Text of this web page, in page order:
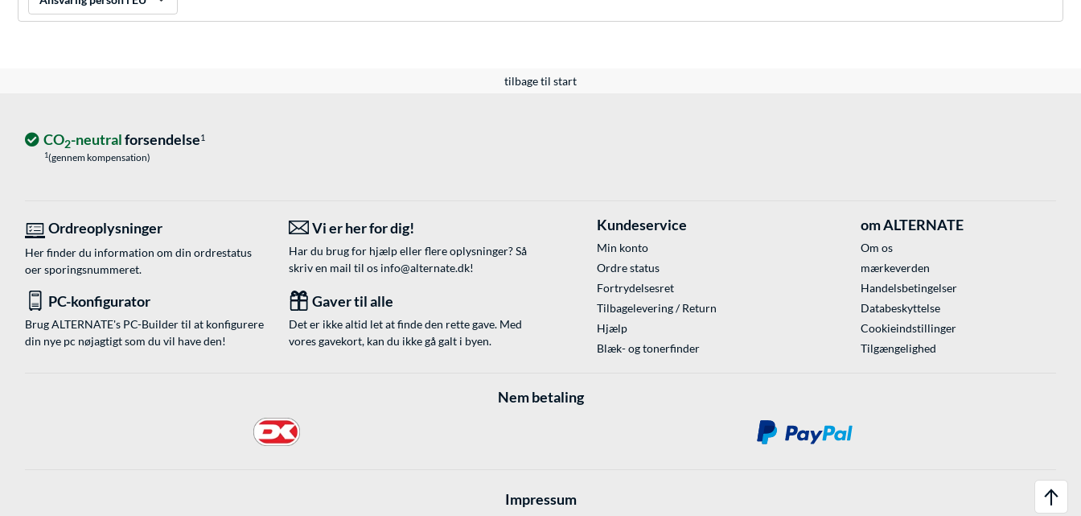
tilbage til start
CO2-neutralforsendelse1
1(gennem kompensation)
Ordreoplysninger
Her finder du information om din ordrestatus
oer sporingsnummeret.
Vi er her for dig!
Har du brug for hjælp eller flere oplysninger? Så
skriv en mail til os info@alternate.dk!
PC-konfigurator
Brug ALTERNATE's PC-Builder til at konfigurere
din nye pc nøjagtigt som du vil have den!
Gaver til alle
Det er ikke altid let at finde den rette gave. Med
vores gavekort, kan du ikke gå galt i byen.
Kundeservice
Min konto
Ordre status
Fortrydelsesret
Tilbagelevering / Return
Hjælp
Blæk- og tonerfinder
om ALTERNATE
Om os
mærkeverden
Handelsbetingelser
Databeskyttelse
Cookieindstillinger
Tilgængelighed
Nem betaling
Impressum